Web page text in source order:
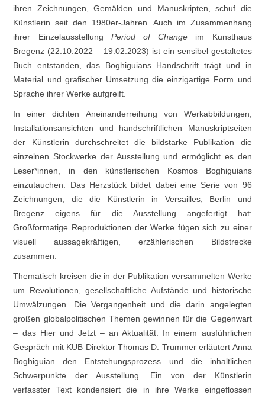
ihren Zeichnungen, Gemälden und Manuskripten, schuf die
Künstlerin seit den 1980er-Jahren. Auch im Zusammenhang
ihrer Einzelausstellung Period of Change im Kunsthaus
Bregenz (22.10.2022 – 19.02.2023) ist ein sensibel gestaltetes
Buch entstanden, das Boghiguians Handschrift trägt und in
Material und grafischer Umsetzung die einzigartige Form und
Sprache ihrer Werke aufgreift.
In einer dichten Aneinanderreihung von Werkabbildungen,
Installationsansichten und handschriftlichen Manuskriptseiten
der Künstlerin durchschreitet die bildstarke Publikation die
einzelnen Stockwerke der Ausstellung und ermöglicht es den
Leser*innen, in den künstlerischen Kosmos Boghiguians
einzutauchen. Das Herzstück bildet dabei eine Serie von 96
Zeichnungen, die die Künstlerin in Versailles, Berlin und
Bregenz eigens für die Ausstellung angefertigt hat:
Großformatige Reproduktionen der Werke fügen sich zu einer
visuell aussagekräftigen, erzählerischen Bildstrecke
zusammen.
Thematisch kreisen die in der Publikation versammelten Werke
um Revolutionen, gesellschaftliche Aufstände und historische
Umwälzungen. Die Vergangenheit und die darin angelegten
großen globalpolitischen Themen gewinnen für die Gegenwart
– das Hier und Jetzt – an Aktualität. In einem ausführlichen
Gespräch mit KUB Direktor Thomas D. Trummer erläutert Anna
Boghiguian den Entstehungsprozess und die inhaltlichen
Schwerpunkte der Ausstellung. Ein von der Künstlerin
verfasster Text kondensiert die in ihre Werke eingeflossen